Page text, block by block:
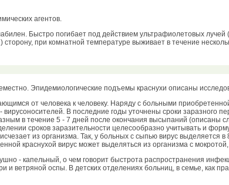
агентов.
Быстро погибает под действием ультрафиолетовых
при комнатной температуре выживает в течение
Эпидемиологические подъемы краснухи описаны
от человека к человеку. Наряду с больными
вирусоносителей. В последние годы уточнены сроки заразного
в течение 5 - 7 дней после окончания высыпаний (описаны
сроков заразительности целесообразно учитывать и
из организма. Так, у больных с сыпью вирус выделяется
краснухой вирус может выделяться из организма с
- капельный, о чем говорит быстрота распространения
и ветряной оспы. В детских отделениях больниц, в семье, как